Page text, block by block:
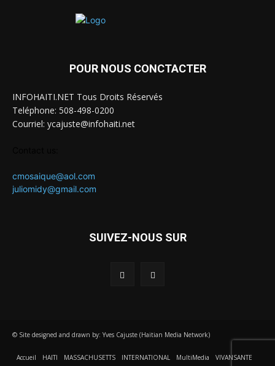
POUR NOUS CONCTACTER
INFOHAITI.NET Tous Droits Réservés
Teléphone: 508-498-0200
Courriel: ycajuste@infohaiti.net
cmosaique@aol.com
juliomidy@gmail.com
SUIVEZ-NOUS SUR
© Site designed and drawn by: Yves Cajuste (Haitian Media Network)
Accueil HAITI MASSACHUSETTS INTERNATIONAL MultiMedia VIVANSANTE